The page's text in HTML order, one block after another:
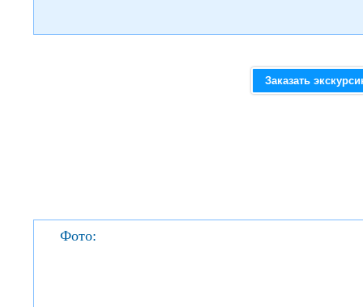
Заказать
Фото: